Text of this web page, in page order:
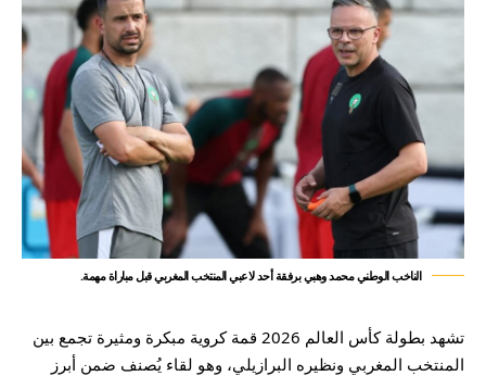
الناخب الوطني محمد وهبي برفقة أحد لاعبي المنتخب المغربي قبل مباراة مهمة.
تشهد بطولة كأس العالم 2026 قمة كروية مبكرة ومثيرة تجمع بين
المنتخب المغربي ونظيره البرازيلي، وهو لقاء يُصنف ضمن أبرز